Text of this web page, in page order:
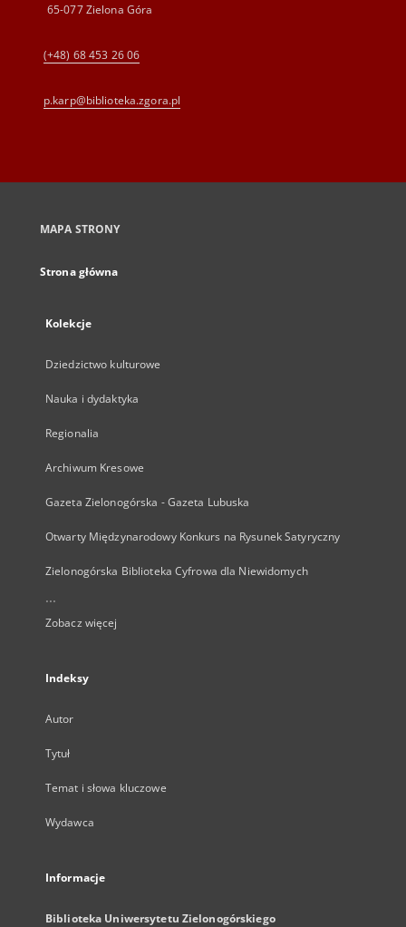
65-077 Zielona Góra
(+48) 68 453 26 06
p.karp@biblioteka.zgora.pl
MAPA STRONY
Strona główna
Kolekcje
Dziedzictwo kulturowe
Nauka i dydaktyka
Regionalia
Archiwum Kresowe
Gazeta Zielonogórska - Gazeta Lubuska
Otwarty Międzynarodowy Konkurs na Rysunek Satyryczny
Zielonogórska Biblioteka Cyfrowa dla Niewidomych
...
Zobacz więcej
Indeksy
Autor
Tytuł
Temat i słowa kluczowe
Wydawca
Informacje
Biblioteka Uniwersytetu Zielonogórskiego